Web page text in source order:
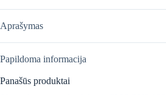
Aprašymas
Papildoma informacija
Panašūs produktai